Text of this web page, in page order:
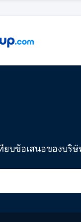
ยบข้อเสนอของบริ